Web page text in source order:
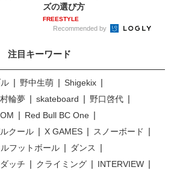
ズの選び方
FREESTYLE
Recommended by
注目キーワード
野中生萌
Shigekix
輪夢 skateboard
野口啓代
Red Bull BC One
クール X GAMES
スノーボード
フットボール
ダンス
ッチ クライミング
INTERVIEW